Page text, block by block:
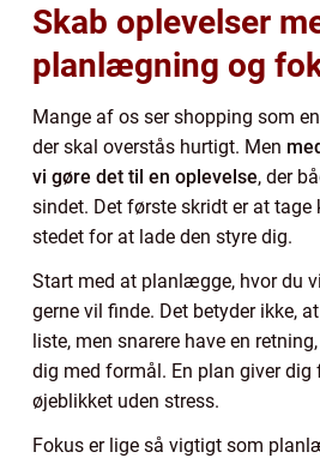
Skab oplevelser
planlægning og
Mange af os ser shopping som
der skal overstås hurtigt. Men
vi gøre det til en oplevelse, der
sindet. Det første skridt er at tage
stedet for at lade den styre dig.
Start med at planlægge, hvor du
gerne vil finde. Det betyder ikke,
liste, men snarere have en
dig med formål. En plan giver dig
øjeblikket uden stress.
Fokus er lige så vigtigt som